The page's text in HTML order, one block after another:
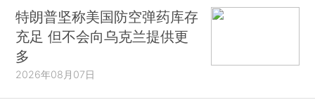
特朗普坚称美国防空弹药库存
充足 但不会向乌克兰提供更
多
2026年08月07日